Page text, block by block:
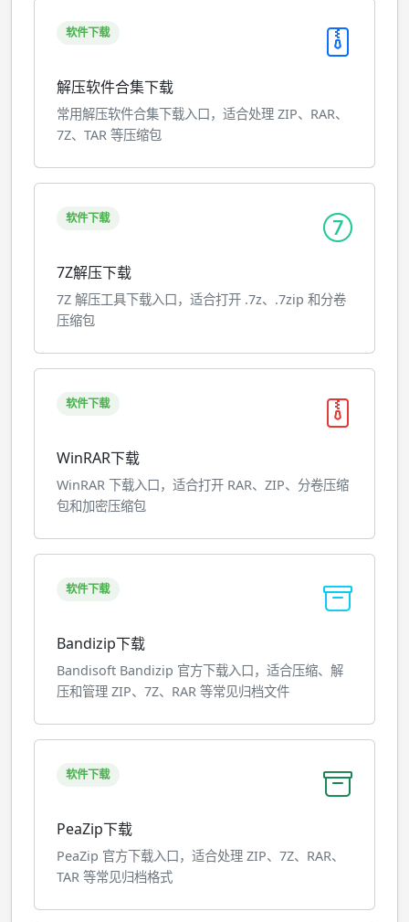
软件下载
解压软件合集下载
常用解压软件合集下载入口，适合处理 ZIP、RAR、
7Z、TAR 等压缩包
软件下载
7Z解压下载
7Z 解压工具下载入口，适合打开 .7z、.7zip 和分卷
压缩包
软件下载
WinRAR下载
WinRAR 下载入口，适合打开 RAR、ZIP、分卷压缩
包和加密压缩包
软件下载
Bandizip下载
Bandisoft Bandizip 官方下载入口，适合压缩、解
压和管理 ZIP、7Z、RAR 等常见归档文件
软件下载
PeaZip下载
PeaZip 官方下载入口，适合处理 ZIP、7Z、RAR、
TAR 等常见归档格式